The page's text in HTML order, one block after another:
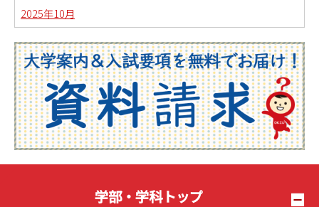
2025年10月
2025年08月
2025年07月
2025年06月
2025年05月
2025年04月
2025年03月
学部・学科トップ